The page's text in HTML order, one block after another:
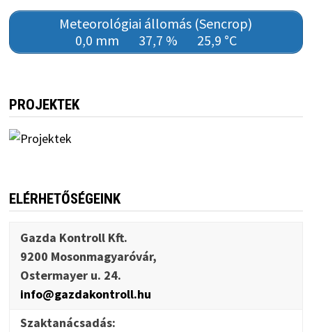
Meteorológiai állomás (Sencrop)
0,0 mm
37,7 % 25,9 °C
PROJEKTEK
ELÉRHETŐSÉGEINK
Gazda Kontroll Kft.
9200 Mosonmagyaróvár,
Ostermayer u. 24.
info@gazdakontroll.hu
Szaktanácsadás: